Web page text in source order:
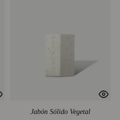
Jabón Sólido Vegetal